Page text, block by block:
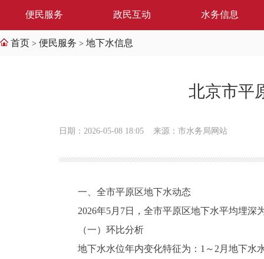
便民服务 政民互动 水务信息
首页 > 便民服务 > 地下水信息
北京市平
日期：2026-05-08 18:05 来源：市水务局网站
一、全市平原区地下水动态
2026年5月7日，全市平原区地下水平均埋深
（一）环比分析
地下水水位年内变化特征为：1～2月地下水水